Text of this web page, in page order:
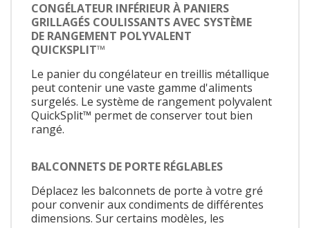
CONGÉLATEUR INFÉRIEUR À PANIERS
GRILLAGÉS COULISSANTS AVEC SYSTÈME
DE RANGEMENT POLYVALENT
QUICKSPLIT™
Le panier du congélateur en treillis métallique
peut contenir une vaste gamme d'aliments
surgelés. Le système de rangement polyvalent
QuickSplit™ permet de conserver tout bien
rangé.
BALCONNETS DE PORTE RÉGLABLES
Déplacez les balconnets de porte à votre gré
pour convenir aux condiments de différentes
dimensions. Sur certains modèles, les